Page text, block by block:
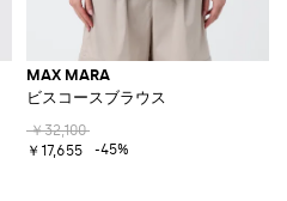
MAX MARA
ビスコースブラウス
￥32,100
￥17,655
-45%